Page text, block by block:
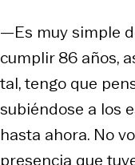
—Es muy simple
cumplir 86 años,
tal, tengo que
subiéndose a los
hasta ahora. No
presencia que